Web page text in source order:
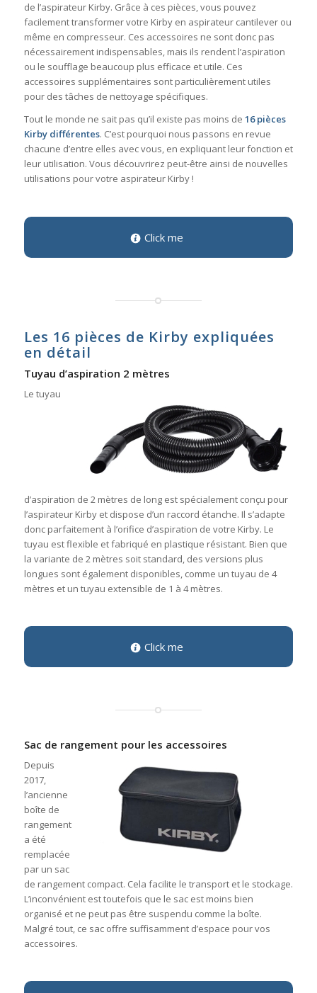
de l’aspirateur Kirby. Grâce à ces pièces, vous pouvez
facilement transformer votre Kirby en aspirateur cantilever ou
même en compresseur. Ces accessoires ne sont donc pas
nécessairement indispensables, mais ils rendent l’aspiration
ou le soufflage beaucoup plus efficace et utile. Ces
accessoires supplémentaires sont particulièrement utiles
pour des tâches de nettoyage spécifiques.
Tout le monde ne sait pas qu’il existe pas moins de 16 pièces
Kirby différentes. C’est pourquoi nous passons en revue
chacune d’entre elles avec vous, en expliquant leur fonction et
leur utilisation. Vous découvrirez peut-être ainsi de nouvelles
utilisations pour votre aspirateur Kirby !
Click me
Les 16 pièces de Kirby expliquées
en détail
Tuyau d’aspiration 2 mètres
Le tuyau
d’aspiration de 2 mètres de long est spécialement conçu pour
l’aspirateur Kirby et dispose d’un raccord étanche. Il s’adapte
donc parfaitement à l’orifice d’aspiration de votre Kirby. Le
tuyau est flexible et fabriqué en plastique résistant. Bien que
la variante de 2 mètres soit standard, des versions plus
longues sont également disponibles, comme un tuyau de 4
mètres et un tuyau extensible de 1 à 4 mètres.
Click me
Sac de rangement pour les accessoires
Depuis
2017,
l’ancienne
boîte de
rangement
a été
remplacée
par un sac
de rangement compact. Cela facilite le transport et le stockage.
L’inconvénient est toutefois que le sac est moins bien
organisé et ne peut pas être suspendu comme la boîte.
Malgré tout, ce sac offre suffisamment d’espace pour vos
accessoires.